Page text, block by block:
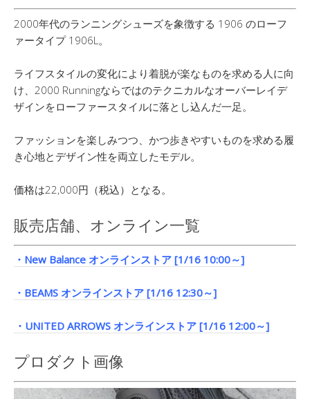
2000年代のランニングシューズを象徴する 1906 のローフ
ァータイプ 1906L。
ライフスタイルの変化により着脱が楽なものを求める人に向
け、2000 Runningならではのテクニカルなオーバーレイデ
ザインをローファースタイルに落とし込んだ一足。
ファッションを楽しみつつ、かつ歩きやすいものを求める履
き心地とデザイン性を両立したモデル。
価格は22,000円（税込）となる。
販売店舗、オンライン一覧
・New Balance オンラインストア [1/16 10:00～]
・BEAMS オンラインストア [1/16 12:30～]
・UNITED ARROWS オンラインストア [1/16 12:00～]
プロダクト画像